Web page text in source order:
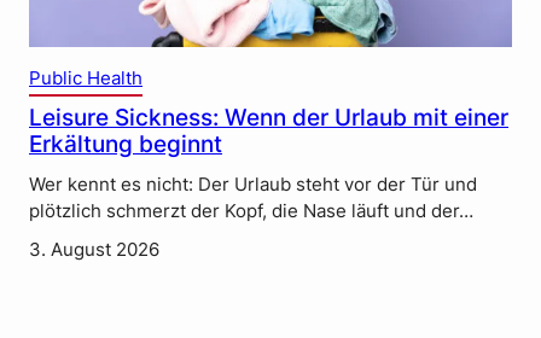
Public Health
Leisure Sickness: Wenn der Urlaub mit einer
Erkältung beginnt
Wer kennt es nicht: Der Urlaub steht vor der Tür und
plötzlich schmerzt der Kopf, die Nase läuft und der…
3. August 2026